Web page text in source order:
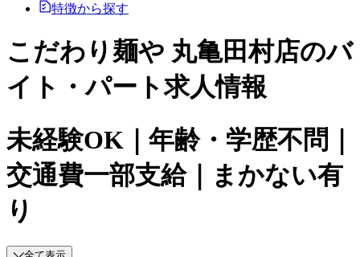
特徴から探す
こだわり麺や 丸亀田村店のバ
イト・パート求人情報
未経験OK｜年齢・学歴不問｜
交通費一部支給｜まかない有
り